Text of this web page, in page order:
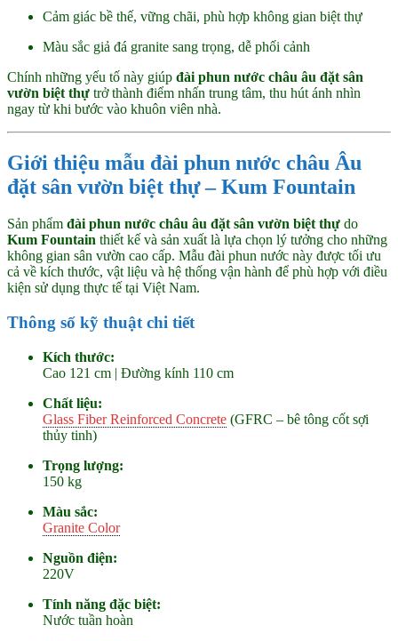
Cảm giác bề thế, vững chãi, phù hợp không gian biệt thự
Màu sắc giả đá granite sang trọng, dễ phối cảnh
Chính những yếu tố này giúp đài phun nước châu âu đặt sân
vườn biệt thự trở thành điểm nhấn trung tâm, thu hút ánh nhìn
ngay từ khi bước vào khuôn viên nhà.
Giới thiệu mẫu đài phun nước châu Âu
đặt sân vườn biệt thự– Kum Fountain
Sản phẩm đài phun nước châu âu đặt sân vườn biệt thự do
Kum Fountain thiết kế và sản xuất là lựa chọn lý tưởng cho những
không gian sân vườn cao cấp. Mẫu đài phun nước này được tối ưu
cả về kích thước, vật liệu và hệ thống vận hành để phù hợp với điều
kiện sử dụng thực tế tại Việt Nam.
Thông số kỹ thuật chi tiết
Kích thước:
Cao 121 cm | Đường kính 110 cm
Chất liệu:
Glass Fiber Reinforced Concrete (GFRC – bê tông cốt sợi
thủy tinh)
Trọng lượng:
150 kg
Màu sắc:
Granite Color
Nguồn điện:
220V
Tính năng đặc biệt:
Nước tuần hoàn